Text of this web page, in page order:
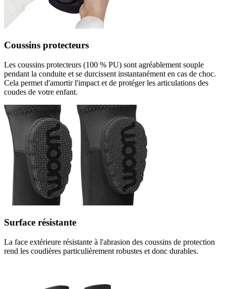
Coussins protecteurs
Les coussins protecteurs (100 % PU) sont agréablement souple
pendant la conduite et se durcissent instantanément en cas de choc.
Cela permet d'amortir l'impact et de protéger les articulations des
coudes de votre enfant.
Surface résistante
La face extérieure résistante à l'abrasion des coussins de protection
rend les coudières particulièrement robustes et donc durables.